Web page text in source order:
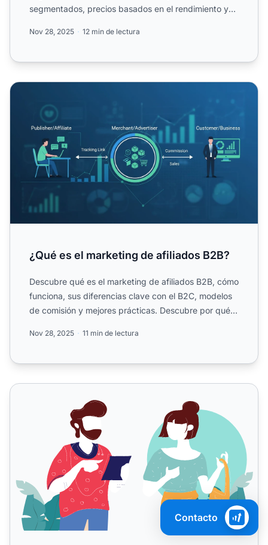
segmentados, precios basados en el rendimiento y
Nov 28, 2025 12 min de lectura
¿Qué es el marketing de afiliados B2B?
¿Qué es el marketing de afiliados B2B?
Descubre qué es el marketing de afiliados B2B, cómo
funciona, sus diferencias clave con el B2C, modelos
de comisión y mejores prácticas. Descubre por qué
Nov 28, 2025 11 min de lectura
Cómo utilizar el marketing de afiliados B2B para impulsar
Contacto